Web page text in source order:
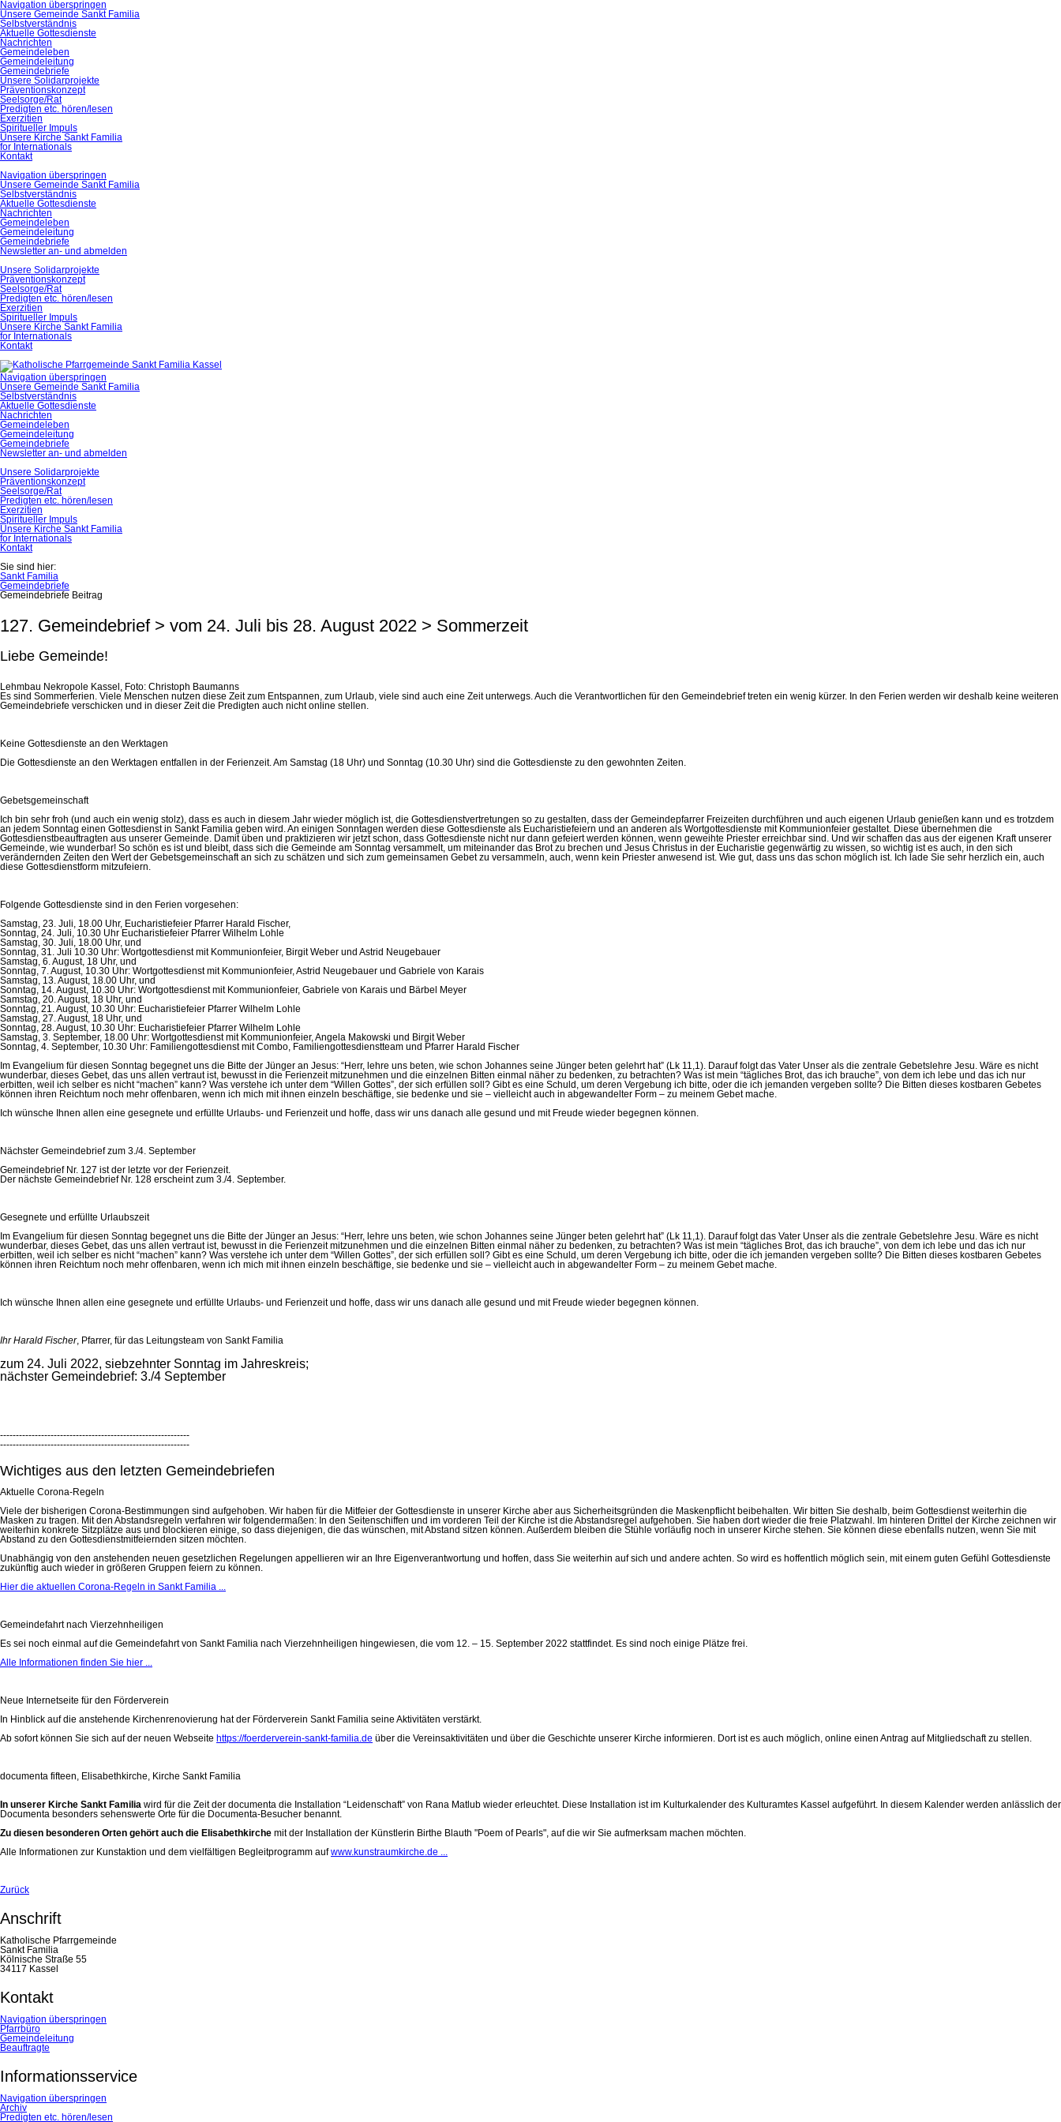
Navigation überspringen
Unsere Gemeinde Sankt Familia
Selbstverständnis
Aktuelle Gottesdienste
Nachrichten
Gemeindeleben
Gemeindeleitung
Gemeindebriefe
Unsere Solidarprojekte
Präventionskonzept
Seelsorge/Rat
Predigten etc. hören/lesen
Exerzitien
Spiritueller Impuls
Unsere Kirche Sankt Familia
for Internationals
Kontakt
Navigation überspringen
Unsere Gemeinde Sankt Familia
Selbstverständnis
Aktuelle Gottesdienste
Nachrichten
Gemeindeleben
Gemeindeleitung
Gemeindebriefe
Newsletter an- und abmelden
Unsere Solidarprojekte
Präventionskonzept
Seelsorge/Rat
Predigten etc. hören/lesen
Exerzitien
Spiritueller Impuls
Unsere Kirche Sankt Familia
for Internationals
Kontakt
Navigation überspringen
Unsere Gemeinde Sankt Familia
Selbstverständnis
Aktuelle Gottesdienste
Nachrichten
Gemeindeleben
Gemeindeleitung
Gemeindebriefe
Newsletter an- und abmelden
Unsere Solidarprojekte
Präventionskonzept
Seelsorge/Rat
Predigten etc. hören/lesen
Exerzitien
Spiritueller Impuls
Unsere Kirche Sankt Familia
for Internationals
Kontakt
Sie sind hier:
Sankt Familia
Gemeindebriefe
Gemeindebriefe Beitrag
127. Gemeindebrief > vom 24. Juli bis 28. August 2022 > Sommerzeit
Liebe Gemeinde!
Lehmbau Nekropole Kassel, Foto: Christoph Baumanns
Es sind Sommerferien. Viele Menschen nutzen diese Zeit zum Entspannen, zum Urlaub, viele sind auch eine Zeit unterwegs. Auch die Verantwortlichen für den Gemeindebrief treten ein wenig kürzer. In den Ferien werden wir deshalb keine weiteren
Gemeindebriefe verschicken und in dieser Zeit die Predigten auch nicht online stellen.
Keine Gottesdienste an den Werktagen
Die Gottesdienste an den Werktagen entfallen in der Ferienzeit. Am Samstag (18 Uhr) und Sonntag (10.30 Uhr) sind die Gottesdienste zu den gewohnten Zeiten.
Gebetsgemeinschaft
Ich bin sehr froh (und auch ein wenig stolz), dass es auch in diesem Jahr wieder möglich ist, die Gottesdienstvertretungen so zu gestalten, dass der Gemeindepfarrer Freizeiten durchführen und auch eigenen Urlaub genießen kann und es trotzdem
an jedem Sonntag einen Gottesdienst in Sankt Familia geben wird. An einigen Sonntagen werden diese Gottesdienste als Eucharistiefeiern und an anderen als Wortgottesdienste mit Kommunionfeier gestaltet. Diese übernehmen die
Gottesdienstbeauftragten aus unserer Gemeinde. Damit üben und praktizieren wir jetzt schon, dass Gottesdienste nicht nur dann gefeiert werden können, wenn geweihte Priester erreichbar sind. Und wir schaffen das aus der eigenen Kraft unserer
Gemeinde, wie wunderbar! So schön es ist und bleibt, dass sich die Gemeinde am Sonntag versammelt, um miteinander das Brot zu brechen und Jesus Christus in der Eucharistie gegenwärtig zu wissen, so wichtig ist es auch, in den sich
verändernden Zeiten den Wert der Gebetsgemeinschaft an sich zu schätzen und sich zum gemeinsamen Gebet zu versammeln, auch, wenn kein Priester anwesend ist. Wie gut, dass uns das schon möglich ist. Ich lade Sie sehr herzlich ein, auch
diese Gottesdienstform mitzufeiern.
Folgende Gottesdienste sind in den Ferien vorgesehen:
Samstag, 23. Juli, 18.00 Uhr, Eucharistiefeier Pfarrer Harald Fischer,
Sonntag, 24. Juli, 10.30 Uhr Eucharistiefeier Pfarrer Wilhelm Lohle
Samstag, 30. Juli, 18.00 Uhr, und
Sonntag, 31. Juli 10.30 Uhr: Wortgottesdienst mit Kommunionfeier, Birgit Weber und Astrid Neugebauer
Samstag, 6. August, 18 Uhr, und
Sonntag, 7. August, 10.30 Uhr: Wortgottesdienst mit Kommunionfeier, Astrid Neugebauer und Gabriele von Karais
Samstag, 13. August, 18.00 Uhr, und
Sonntag, 14. August, 10.30 Uhr: Wortgottesdienst mit Kommunionfeier, Gabriele von Karais und Bärbel Meyer
Samstag, 20. August, 18 Uhr, und
Sonntag, 21. August, 10.30 Uhr: Eucharistiefeier Pfarrer Wilhelm Lohle
Samstag, 27. August, 18 Uhr, und
Sonntag, 28. August, 10.30 Uhr: Eucharistiefeier Pfarrer Wilhelm Lohle
Samstag, 3. September, 18.00 Uhr: Wortgottesdienst mit Kommunionfeier, Angela Makowski und Birgit Weber
Sonntag, 4. September, 10.30 Uhr: Familiengottesdienst mit Combo, Familiengottesdienstteam und Pfarrer Harald Fischer
Im Evangelium für diesen Sonntag begegnet uns die Bitte der Jünger an Jesus: “Herr, lehre uns beten, wie schon Johannes seine Jünger beten gelehrt hat” (Lk 11,1). Darauf folgt das Vater Unser als die zentrale Gebetslehre Jesu. Wäre es nicht
wunderbar, dieses Gebet, das uns allen vertraut ist, bewusst in die Ferienzeit mitzunehmen und die einzelnen Bitten einmal näher zu bedenken, zu betrachten? Was ist mein “tägliches Brot, das ich brauche”, von dem ich lebe und das ich nur
erbitten, weil ich selber es nicht “machen” kann? Was verstehe ich unter dem “Willen Gottes”, der sich erfüllen soll? Gibt es eine Schuld, um deren Vergebung ich bitte, oder die ich jemanden vergeben sollte? Die Bitten dieses kostbaren Gebetes
können ihren Reichtum noch mehr offenbaren, wenn ich mich mit ihnen einzeln beschäftige, sie bedenke und sie – vielleicht auch in abgewandelter Form – zu meinem Gebet mache.
Ich wünsche Ihnen allen eine gesegnete und erfüllte Urlaubs- und Ferienzeit und hoffe, dass wir uns danach alle gesund und mit Freude wieder begegnen können.
Nächster Gemeindebrief zum 3./4. September
Gemeindebrief Nr. 127 ist der letzte vor der Ferienzeit.
Der nächste Gemeindebrief Nr. 128 erscheint zum 3./4. September.
Gesegnete und erfüllte Urlaubszeit
Im Evangelium für diesen Sonntag begegnet uns die Bitte der Jünger an Jesus: “Herr, lehre uns beten, wie schon Johannes seine Jünger beten gelehrt hat” (Lk 11,1). Darauf folgt das Vater Unser als die zentrale Gebetslehre Jesu. Wäre es nicht
wunderbar, dieses Gebet, das uns allen vertraut ist, bewusst in die Ferienzeit mitzunehmen und die einzelnen Bitten einmal näher zu bedenken, zu betrachten? Was ist mein “tägliches Brot, das ich brauche”, von dem ich lebe und das ich nur
erbitten, weil ich selber es nicht “machen” kann? Was verstehe ich unter dem “Willen Gottes”, der sich erfüllen soll? Gibt es eine Schuld, um deren Vergebung ich bitte, oder die ich jemanden vergeben sollte? Die Bitten dieses kostbaren Gebetes
können ihren Reichtum noch mehr offenbaren, wenn ich mich mit ihnen einzeln beschäftige, sie bedenke und sie – vielleicht auch in abgewandelter Form – zu meinem Gebet mache.
Ich wünsche Ihnen allen eine gesegnete und erfüllte Urlaubs- und Ferienzeit und hoffe, dass wir uns danach alle gesund und mit Freude wieder begegnen können.
Ihr Harald Fischer, Pfarrer, für das Leitungsteam von Sankt Familia
zum 24. Juli 2022, siebzehnter Sonntag im Jahreskreis;
nächster Gemeindebrief: 3./4 September
------------------------------------------------------------
------------------------------------------------------------
Wichtiges aus den letzten Gemeindebriefen
Aktuelle Corona-Regeln
Viele der bisherigen Corona-Bestimmungen sind aufgehoben. Wir haben für die Mitfeier der Gottesdienste in unserer Kirche aber aus Sicherheitsgründen die Maskenpflicht beibehalten. Wir bitten Sie deshalb, beim Gottesdienst weiterhin die
Masken zu tragen. Mit den Abstandsregeln verfahren wir folgendermaßen: In den Seitenschiffen und im vorderen Teil der Kirche ist die Abstandsregel aufgehoben. Sie haben dort wieder die freie Platzwahl. Im hinteren Drittel der Kirche zeichnen wir
weiterhin konkrete Sitzplätze aus und blockieren einige, so dass diejenigen, die das wünschen, mit Abstand sitzen können. Außerdem bleiben die Stühle vorläufig noch in unserer Kirche stehen. Sie können diese ebenfalls nutzen, wenn Sie mit
Abstand zu den Gottesdienstmitfeiernden sitzen möchten.
Unabhängig von den anstehenden neuen gesetzlichen Regelungen appellieren wir an Ihre Eigenverantwortung und hoffen, dass Sie weiterhin auf sich und andere achten. So wird es hoffentlich möglich sein, mit einem guten Gefühl Gottesdienste
zukünftig auch wieder in größeren Gruppen feiern zu können.
Hier die aktuellen Corona-Regeln in Sankt Familia ...
Gemeindefahrt nach Vierzehnheiligen
Es sei noch einmal auf die Gemeindefahrt von Sankt Familia nach Vierzehnheiligen hingewiesen, die vom 12. – 15. September 2022 stattfindet. Es sind noch einige Plätze frei.
Alle Informationen finden Sie hier ...
Neue Internetseite für den Förderverein
In Hinblick auf die anstehende Kirchenrenovierung hat der Förderverein Sankt Familia seine Aktivitäten verstärkt.
Ab sofort können Sie sich auf der neuen Webseite https://foerderverein-sankt-familia.de über die Vereinsaktivitäten und über die Geschichte unserer Kirche informieren. Dort ist es auch möglich, online einen Antrag auf Mitgliedschaft zu stellen.
documenta fifteen, Elisabethkirche, Kirche Sankt Familia
In unserer Kirche Sankt Familia wird für die Zeit der documenta die Installation “Leidenschaft” von Rana Matlub wieder erleuchtet. Diese Installation ist im Kulturkalender des Kulturamtes Kassel aufgeführt. In diesem Kalender werden anlässlich der
Documenta besonders sehenswerte Orte für die Documenta-Besucher benannt.
Zu diesen besonderen Orten gehört auch die Elisabethkirche mit der Installation der Künstlerin Birthe Blauth "Poem of Pearls", auf die wir Sie aufmerksam machen möchten.
Alle Informationen zur Kunstaktion und dem vielfältigen Begleitprogramm aufwww.kunstraumkirche.de ...
Zurück
Anschrift
Katholische Pfarrgemeinde
Sankt Familia
Kölnische Straße 55
34117 Kassel
Kontakt
Navigation überspringen
Pfarrbüro
Gemeindeleitung
Beauftragte
Informationsservice
Navigation überspringen
Archiv
Predigten etc. hören/lesen